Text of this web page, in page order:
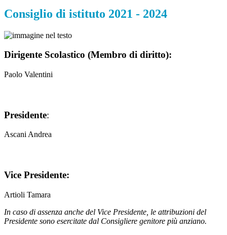
Consiglio di istituto 2021 - 2024
Dirigente Scolastico (Membro di diritto):
Paolo Valentini
Presidente:
Ascani Andrea
Vice Presidente:
Artioli Tamara
In caso di assenza anche del Vice Presidente, le attribuzioni del
Presidente sono esercitate dal Consigliere genitore più anziano.